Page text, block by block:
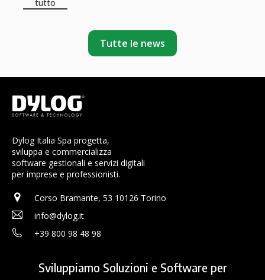
tutto
Tutte le news
Dylog Italia Spa progetta,
sviluppa e commercializza
software gestionali e servizi digitali
per imprese e professionisti.
Corso Bramante, 53 10126 Torino
info@dylog.it
+39 800 98 48 98
Sviluppiamo Soluzioni e Software per